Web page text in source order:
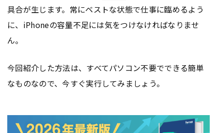
具合が生じます。常にベストな状態で仕事に臨めるよう
に、iPhoneの容量不足には気をつけなければなりませ
ん。
今回紹介した方法は、すべてパソコン不要でできる簡単
なものなので、今すぐ実行してみましょう。